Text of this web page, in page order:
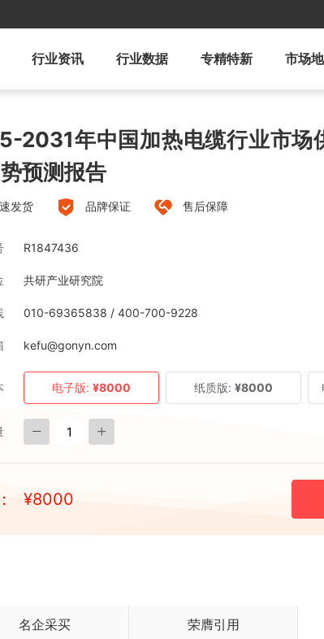
行业资讯 行业数据 专精特新 市场
2031年中国加热电缆行业市场
预测报告
发货 品牌保证 售后保障
R1847436
共研产业研究院
010-69365838 / 400-700-9228
kefu@gonyn.com
电子版: ¥8000 纸质版: ¥8000
¥8000
名企采买 荣膺引用